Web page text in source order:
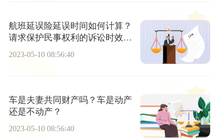
航班延误险延误时间如何计算？
请求保护民事权利的诉讼时效期
间为2年吗？
2023-05-10 08:56:40
车是夫妻共同财产吗？车是动产
还是不动产？
2023-05-10 08:56:40